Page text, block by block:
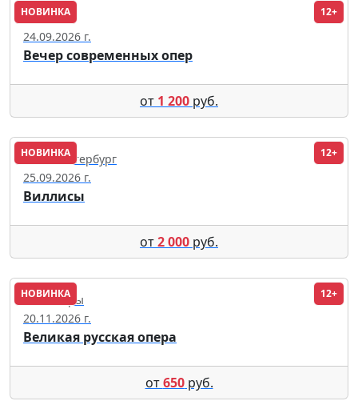
НОВИНКА 12+
Москва
24.09.2026 г.
Вечер современных опер
от 1 200 руб.
НОВИНКА 12+
Санкт-Петербург
25.09.2026 г.
Виллисы
от2 000 руб.
НОВИНКА 12+
Чебоксары
20.11.2026 г.
Великая русская опера
от650руб.